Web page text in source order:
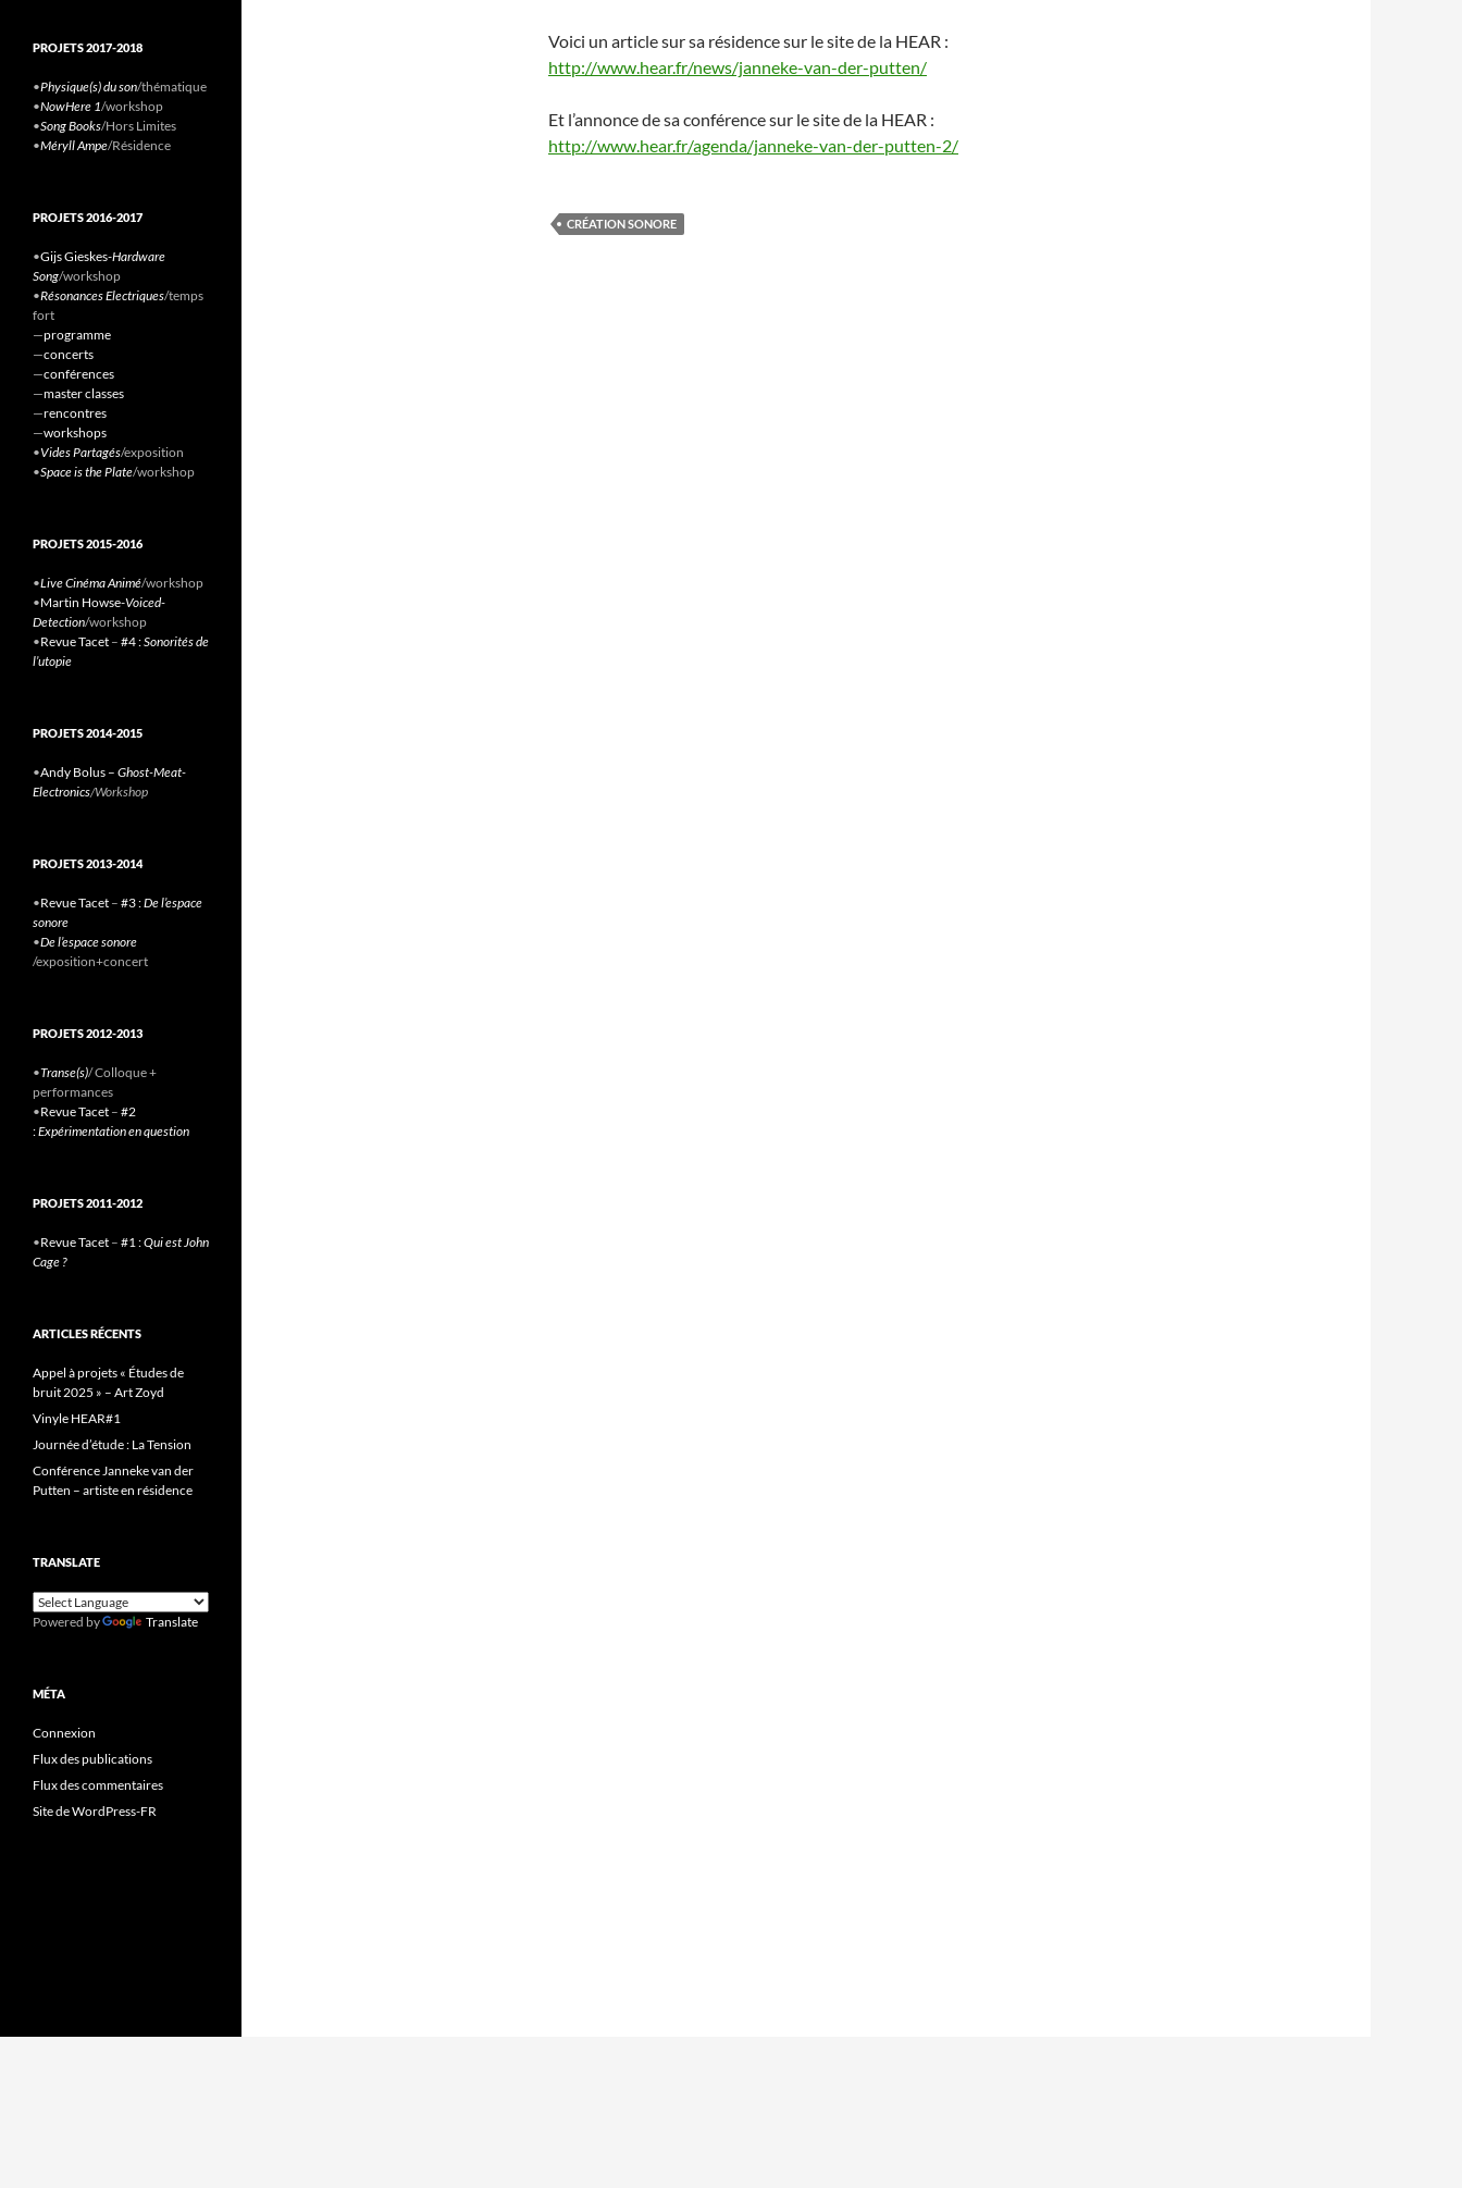
Voici un article sur sa résidence sur le site de la HEAR :
http://www.hear.fr/news/janneke-van-der-putten/
Et l’annonce de sa conférence sur le site de la HEAR :
http://www.hear.fr/agenda/janneke-van-der-putten-2/
CRÉATION SONORE
PROJETS 2017-2018
•Physique(s) du son/thématique
•NowHere 1/workshop
•Song Books/Hors Limites
•Méryll Ampe/Résidence
PROJETS 2016-2017
•Gijs Gieskes-Hardware
Song/workshop
•Résonances Electriques/temps
fort
—programme
—concerts
—conférences
—master classes
—rencontres
—workshops
•Vides Partagés/exposition
•Space is the Plate/workshop
PROJETS 2015-2016
•Live Cinéma Animé/workshop
•Martin Howse-Voiced-
Detection/workshop
•Revue Tacet – #4 :Sonorités de
l’utopie
PROJETS 2014-2015
•Andy Bolus – Ghost-Meat-
Electronics/Workshop
PROJETS 2013-2014
•Revue Tacet – #3 :De l’espace
sonore
•De l’espace sonore
/exposition+concert
PROJETS 2012-2013
•Transe(s)/ Colloque +
performances
•Revue Tacet – #2
:Expérimentation en question
PROJETS 2011-2012
•Revue Tacet – #1 :Qui est John
Cage ?
ARTICLES RÉCENTS
Appel à projets « Études de
bruit 2025 » – Art Zoyd
Vinyle HEAR#1
Journée d’étude : La Tension
Conférence Janneke van der
Putten – artiste en résidence
TRANSLATE
Powered by Translate
MÉTA
Connexion
Flux des publications
Flux des commentaires
Site de WordPress-FR